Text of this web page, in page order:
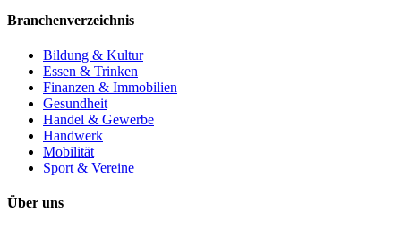
Branchenverzeichnis
Bildung & Kultur
Essen & Trinken
Finanzen & Immobilien
Gesundheit
Handel & Gewerbe
Handwerk
Mobilität
Sport & Vereine
Über uns